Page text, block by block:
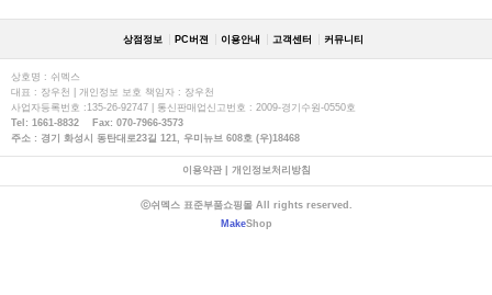
상점정보 PC버젼 이용안내 고객센터 커뮤니티
상호명 : 쉬멕스
대표 : 장우천 | 개인정보 보호 책임자 : 장우천
사업자등록번호 :135-26-92747 | 통신판매업신고번호 : 2009-경기수원-0550호
Tel: 1661-8832 Fax: 070-7966-3573
주소 : 경기 화성시 동탄대로23길 121, 우미뉴브 608호 (우)18468
이용약관| 개인정보처리방침
ⓒ쉬멕스 표준부품쇼핑몰 All rights reserved.
MakeShop